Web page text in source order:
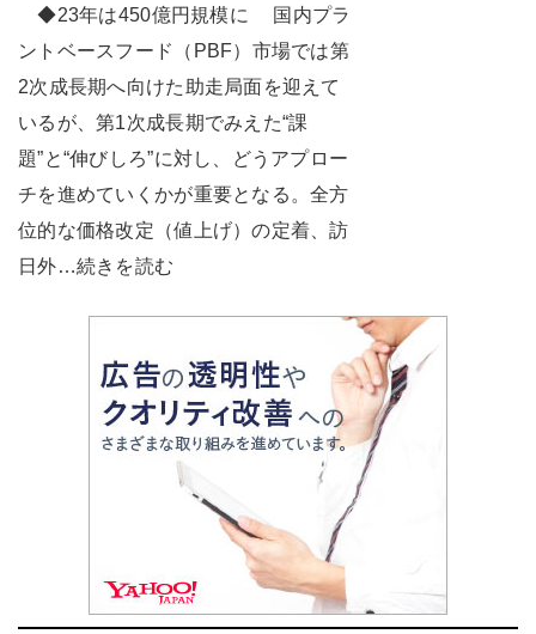
◆23年は450億円規模に 国内プラ
ントベースフード（PBF）市場では第
2次成長期へ向けた助走局面を迎えて
いるが、第1次成長期でみえた“課
題”と“伸びしろ”に対し、どうアプロー
チを進めていくかが重要となる。全方
位的な価格改定（値上げ）の定着、訪
日外…続きを読む